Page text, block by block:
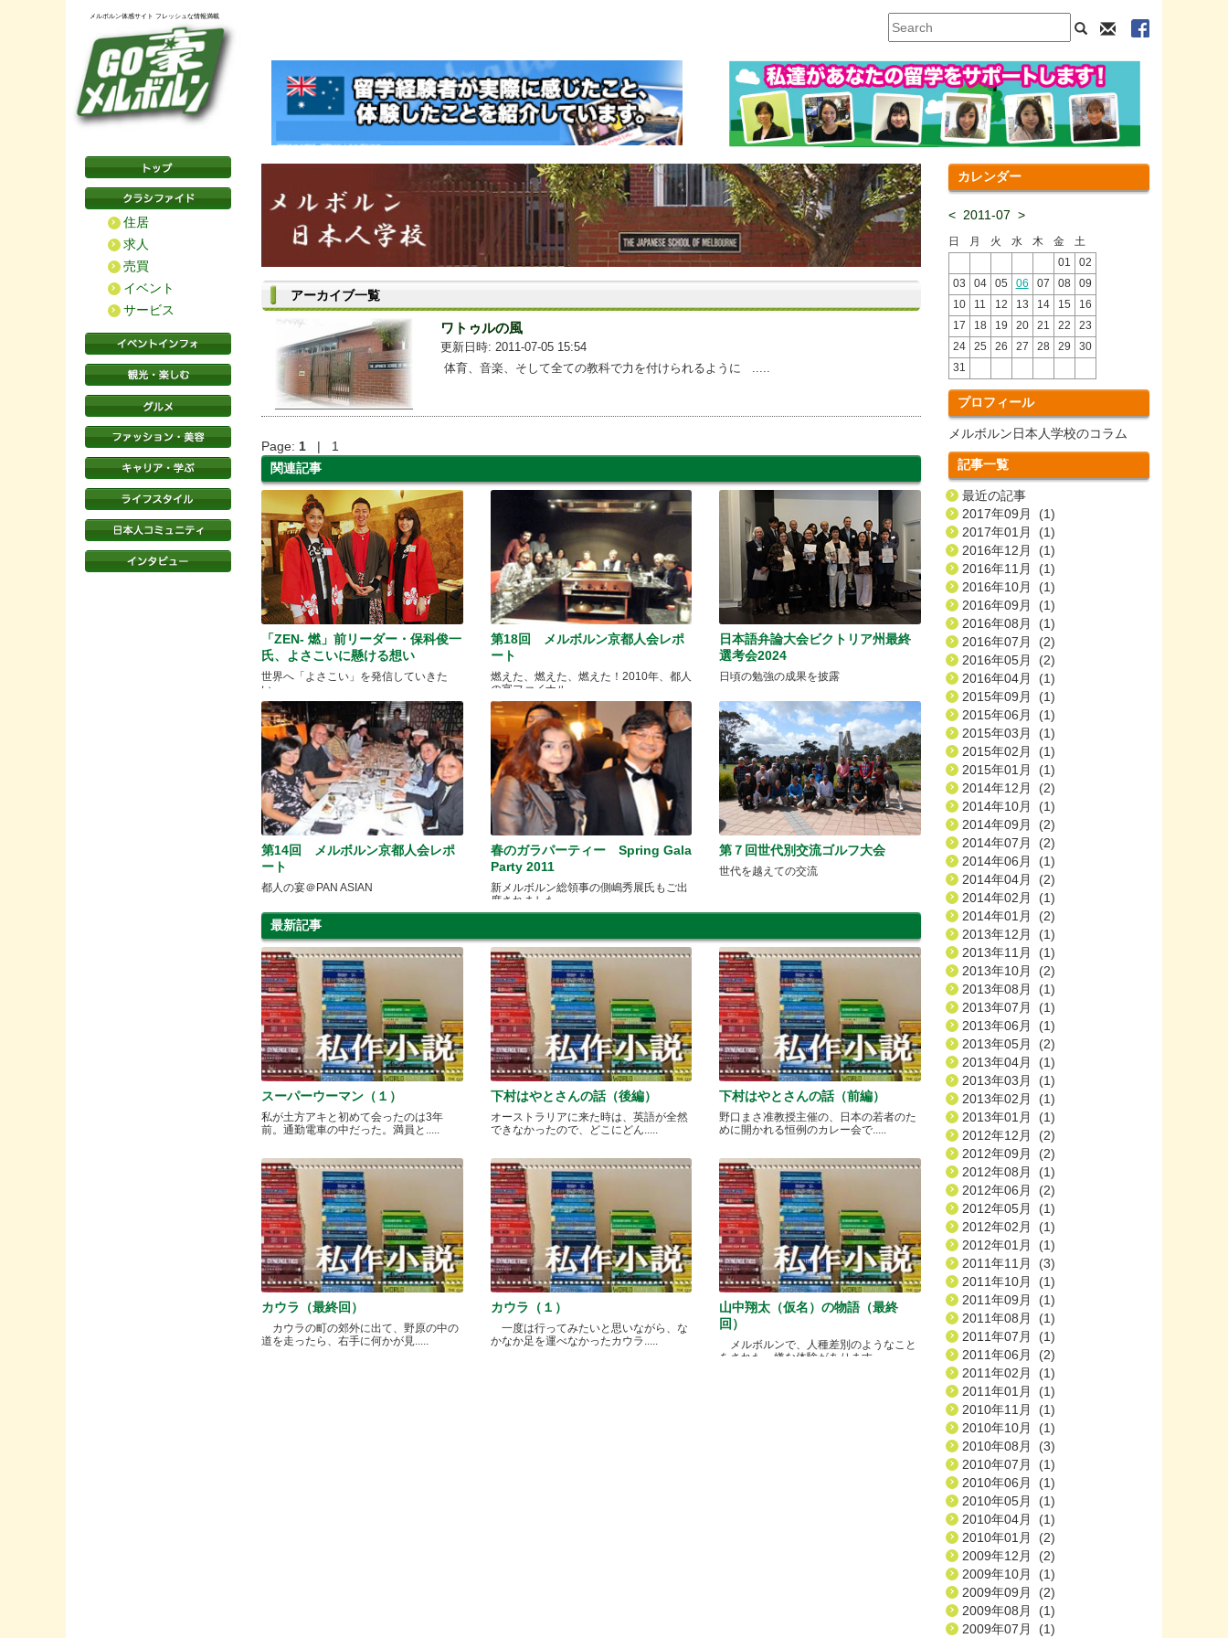
メルボルン体感サイト フレッシュな情報満載
住居
求人
売買
イベント
サービス
アーカイブ一覧
ワトゥルの風
更新日時: 2011-07-05 15:54
体育、音楽、そして全ての教科で力を付けられるように .....
Page: 1 | 1
関連記事
「ZEN- 燃」前リーダー・保科俊一
氏、よさこいに懸ける想い
世界へ「よさこい」を発信していきた
い。
第18回 メルボルン京都人会レポ
ート
燃えた、燃えた、燃えた！2010年、都人
の宴ファイナル。
日本語弁論大会ビクトリア州最終
選考会2024
日頃の勉強の成果を披露
第14回 メルボルン京都人会レポ
ート
都人の宴＠PAN ASIAN
春のガラパーティー Spring Gala
Party 2011
新メルボルン総領事の側嶋秀展氏もご出
席されました
第７回世代別交流ゴルフ大会
世代を越えての交流
最新記事
スーパーウーマン（１）
私が土方アキと初めて会ったのは3年
前。通勤電車の中だった。満員と.....
下村はやとさんの話（後編）
オーストラリアに来た時は、英語が全然
できなかったので、どこにどん.....
下村はやとさんの話（前編）
野口まさ准教授主催の、日本の若者のた
めに開かれる恒例のカレー会で.....
カウラ（最終回）
カウラの町の郊外に出て、野原の中の
道を走ったら、右手に何かが見.....
カウラ（１）
一度は行ってみたいと思いながら、な
かなか足を運べなかったカウラ.....
山中翔太（仮名）の物語（最終
回）
メルボルンで、人種差別のようなこと
をされた、嫌な体験があります.....
カレンダー
< 2011-07 >
日 月 火 水 木 金
土
01
02
03
04 05 06 07 08
09
10
11 12 13 14 15
16
17
18 19 20 21 22
23
24
25 26 27 28 29
30
31
プロフィール
メルボルン日本人学校のコラム
記事一覧
最近の記事
2017年09月 (1)
2017年01月 (1)
2016年12月 (1)
2016年11月 (1)
2016年10月 (1)
2016年09月 (1)
2016年08月 (1)
2016年07月 (2)
2016年05月 (2)
2016年04月 (1)
2015年09月 (1)
2015年06月 (1)
2015年03月 (1)
2015年02月 (1)
2015年01月 (1)
2014年12月 (2)
2014年10月 (1)
2014年09月 (2)
2014年07月 (2)
2014年06月 (1)
2014年04月 (2)
2014年02月 (1)
2014年01月 (2)
2013年12月 (1)
2013年11月 (1)
2013年10月 (2)
2013年08月 (1)
2013年07月 (1)
2013年06月 (1)
2013年05月 (2)
2013年04月 (1)
2013年03月 (1)
2013年02月 (1)
2013年01月 (1)
2012年12月 (2)
2012年09月 (2)
2012年08月 (1)
2012年06月 (2)
2012年05月 (1)
2012年02月 (1)
2012年01月 (1)
2011年11月 (3)
2011年10月 (1)
2011年09月 (1)
2011年08月 (1)
2011年07月 (1)
2011年06月 (2)
2011年02月 (1)
2011年01月 (1)
2010年11月 (1)
2010年10月 (1)
2010年08月 (3)
2010年07月 (1)
2010年06月 (1)
2010年05月 (1)
2010年04月 (1)
2010年01月 (2)
2009年12月 (2)
2009年10月 (1)
2009年09月 (2)
2009年08月 (1)
2009年07月 (1)